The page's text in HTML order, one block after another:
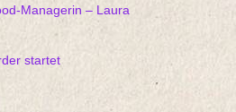
Managerin – Laura
startet